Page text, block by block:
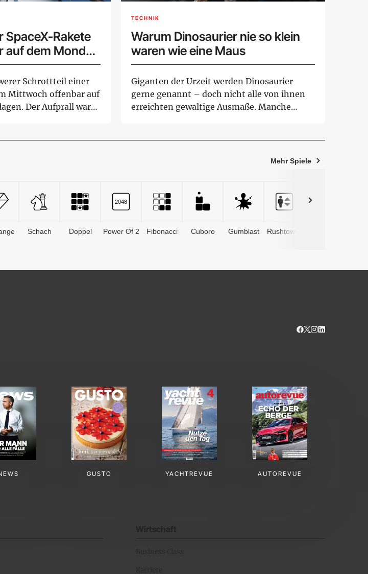
SpaceX-Rakete
auf dem Mond
Schrottteil einer
Mittwoch offenbar auf
Der Aufprall war
TECHNIK
Warum Dinosaurier nie so klein
waren wie eine Maus
Giganten der Urzeit werden Dinosaurier
gerne genannt – doch nicht alle von ihnen
erreichten gewaltige Ausmaße. Manche
Mehr Spiele
Schach Doppel Power Of 2 Fibonacci Cuboro Gumblast Rushtower
GUSTO YACHTREVUE AUTOREVUE